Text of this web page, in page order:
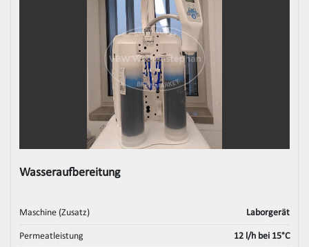
Wasseraufbereitung
Maschine (Zusatz) Laborgerät
Permeatleistung 12 l/h bei 15°C